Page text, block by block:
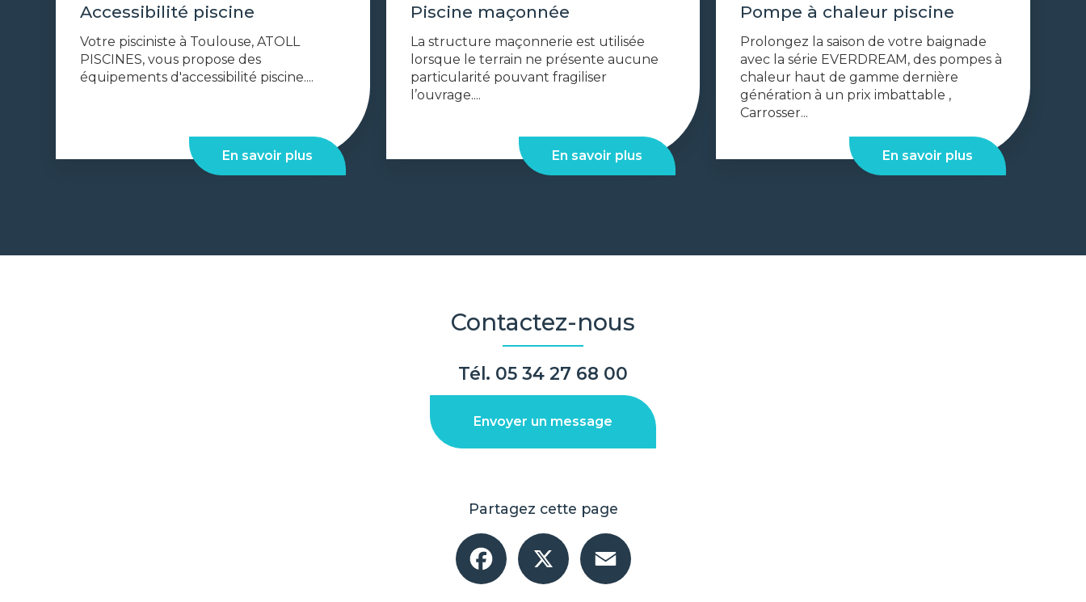
Accessibilité piscine
Votre pisciniste à Toulouse, ATOLL
PISCINES, vous propose des
équipements d'accessibilité piscine....
En savoir plus
Piscine maçonnée
La structure maçonnerie est utilisée
lorsque le terrain ne présente aucune
particularité pouvant fragiliser
l’ouvrage....
En savoir plus
Pompe à chaleur piscine
Prolongez la saison de votre baignade
avec la série EVERDREAM, des pompes à
chaleur haut de gamme dernière
génération à un prix imbattable ,
Carrosser...
En savoir plus
Contactez-nous
Tél. 05 34 27 68 00
Envoyer un message
Partagez cette page
Facebook